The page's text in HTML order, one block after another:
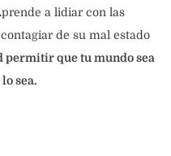
a lidiar con las
de su mal estado
permitir que tu mundo sea
sea.